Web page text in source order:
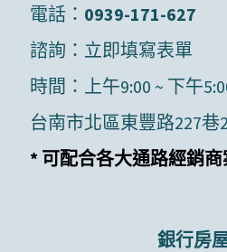
電話： 0939-171-627
諮詢： 立即填寫表單
時間：上午9:00 ~ 下午
台南市北區東豐路227巷
* 可配合各大通路經銷
銀行房